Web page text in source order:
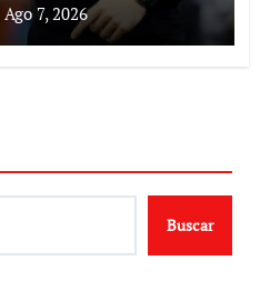
Ago 7, 2026
Buscar